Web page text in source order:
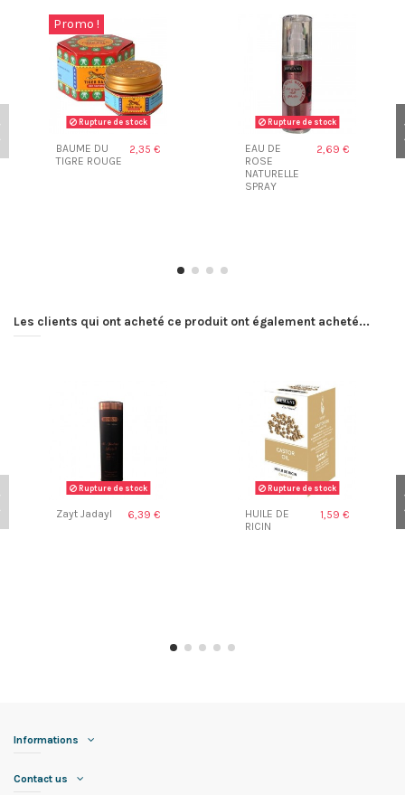
Promo !
Rupture de stock
BAUME DU
TIGRE ROUGE
2,35 €
Rupture de stock
EAU DE
ROSE
NATURELLE
SPRAY
2,69 €
Les clients qui ont acheté ce produit ont également acheté...
Rupture de stock
Zayt Jadayl 6,39 €
Rupture de stock
HUILE DE
RICIN
1,59 €
Informations
Contact us